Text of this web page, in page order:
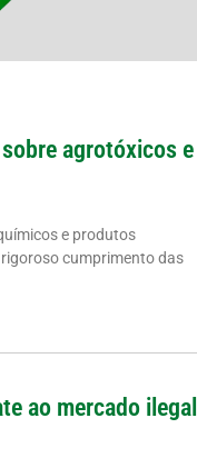
agrotóxicos e
e produtos
cumprimento das
ao mercado ilegal